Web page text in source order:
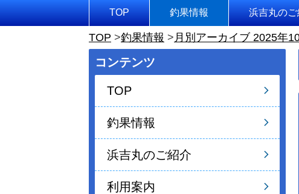
TOP 釣果情報 浜吉丸のご
TOP 釣果情報 月別アーカイブ 2025年
コンテンツ
TOP
釣果情報
浜吉丸のご紹介
利用案内